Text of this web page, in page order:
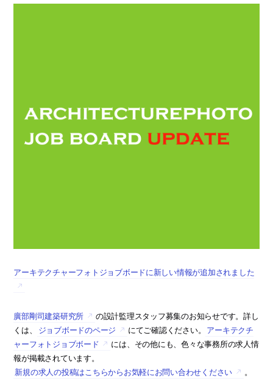
アーキテクチャーフォトジョブボードに新しい情報が追加されました
廣部剛司建築研究所
の設計監理スタッフ募集のお知らせです。詳し
くは、
ジョブボードのページ にてご確認ください。 アーキテクチ
ャーフォトジョブボード
には、その他にも、色々な事務所の求人情
報が掲載されています。
新規の求人の投稿はこちらからお気軽にお問い合わせください
。